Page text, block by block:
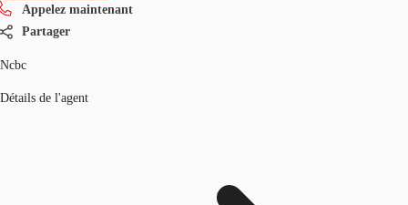
Appelez maintenant
Partager
Ncbc
Détails de l'agent